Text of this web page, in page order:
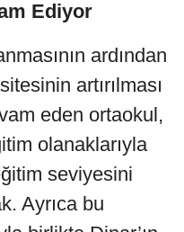
Ediyor
ardından
artırılması
eden ortaokul,
olanaklarıyla
seviyesini
Ayrıca bu